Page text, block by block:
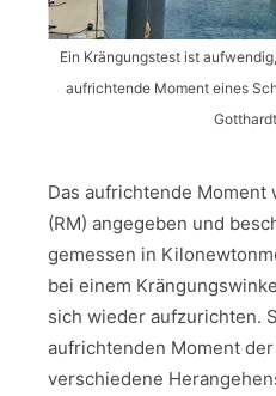
Ein Krängungstest ist
aufrichtende Moment eines
Das aufrichtende Moment
(RM) angegeben und
gemessen in
bei einem
sich wieder aufzurichten.
aufrichtenden Moment
verschiedene